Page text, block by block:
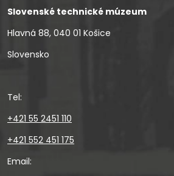
Slovenské technické múzeum
Hlavná 88, 040 01 Košice
Slovensko
Tel:
+421 55 2451 110
+421 552 451 175
Email: